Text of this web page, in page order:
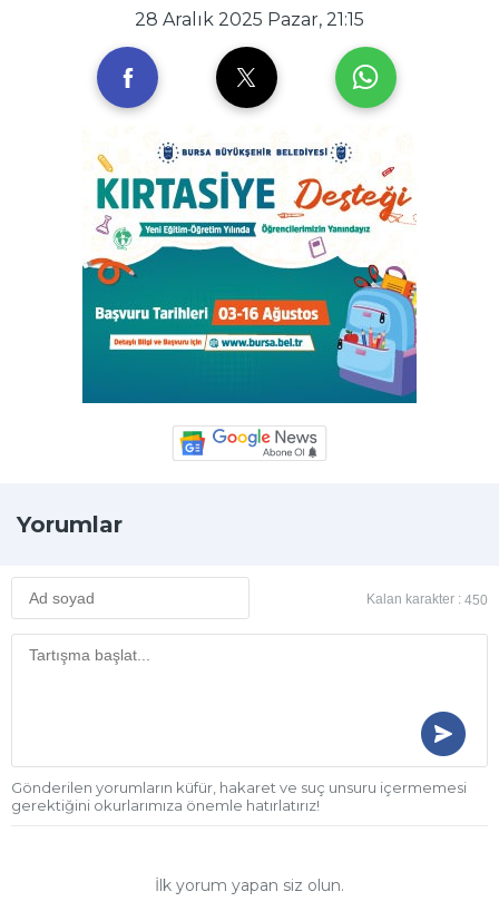
28 Aralık 2025 Pazar, 21:15
Yorumlar
Kalan karakter : 450
Gönderilen yorumların küfür, hakaret ve suç unsuru içermemesi
gerektiğini okurlarımıza önemle hatırlatırız!
İlk yorum yapan siz olun.